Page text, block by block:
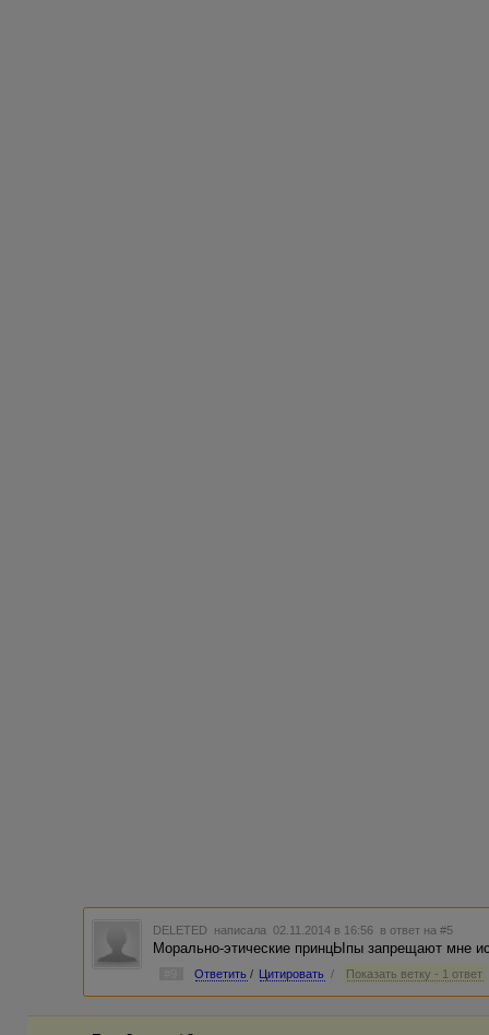
DELETED написала 02.11.2014 в 16:56 в ответ на #5
Морально-этические принцЫпы запрещают мне
Ответить / Цитировать / Показать ветку - 1 ответ